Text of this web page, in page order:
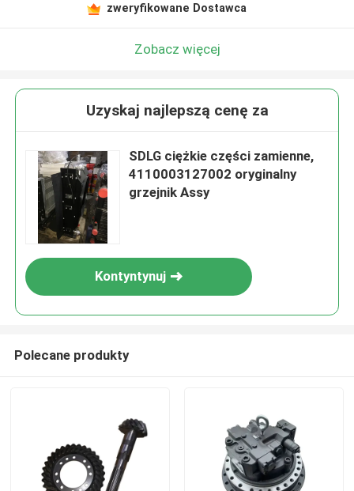
zweryfikowane Dostawca
Zobacz więcej
Uzyskaj najlepszą cenę za
SDLG ciężkie części zamienne,
4110003127002 oryginalny
grzejnik Assy
Kontyntynuj
Polecane produkty